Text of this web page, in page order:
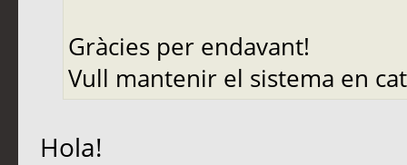
Gràcies per endavant!
Vull mantenir el sistema en
Hola!